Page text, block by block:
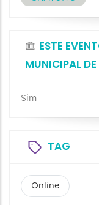
ESTE
MUNICIPAL
Sim
TAG
Online